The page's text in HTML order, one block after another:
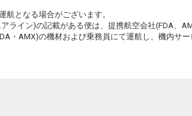
+53,500円
+4,000円
航となる場合がございます。
ライン)の記載がある便は、提携航空会社(FDA、
・AMX)の機材および乗務員にて運航し、機内サ